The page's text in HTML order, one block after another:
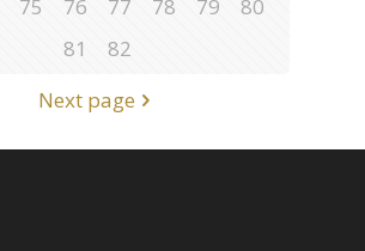
75 76 77 78 79
80
81
82
Next page